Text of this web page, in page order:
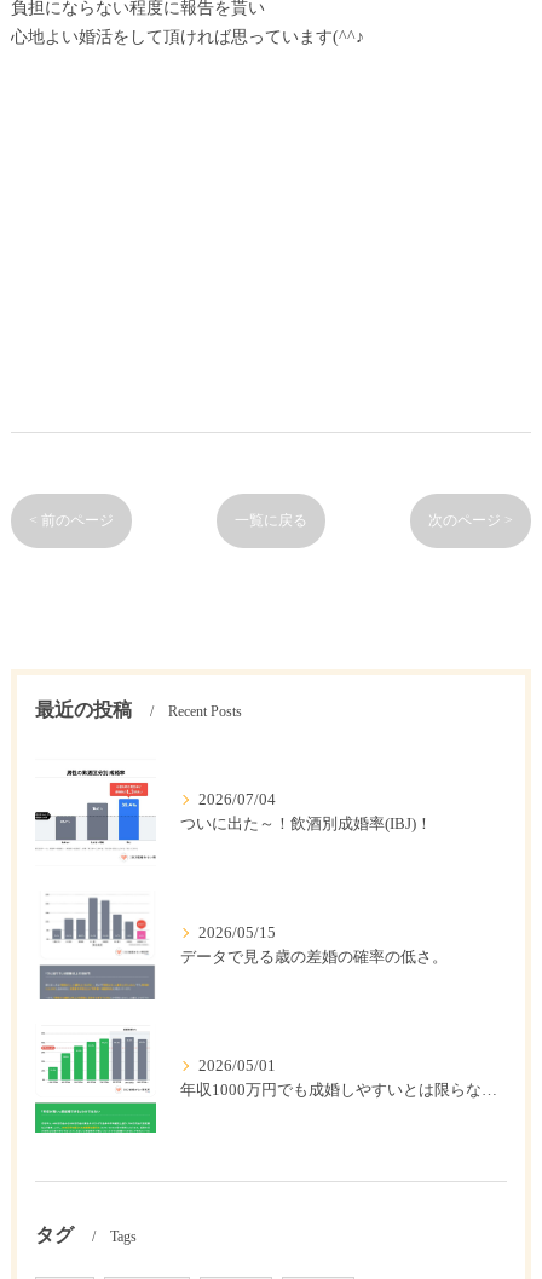
負担にならない程度に報告を貰い
心地よい婚活をして頂ければ思っています(^^♪
< 前のページ 一覧に戻る 次のページ >
最近の投稿 Recent Posts
2026/07/04
ついに出た～！飲酒別成婚率(IBJ)！
2026/05/15
データで見る歳の差婚の確率の低さ。
2026/05/01
年収1000万円でも成婚しやすいとは限らない? 「年収帯別の成婚率」のリアル
タグ Tags